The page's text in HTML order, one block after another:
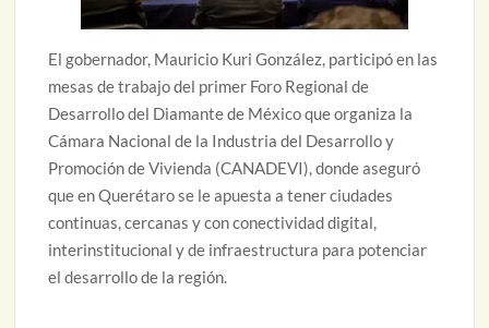
El gobernador, Mauricio Kuri González, participó en las
mesas de trabajo del primer Foro Regional de
Desarrollo del Diamante de México que organiza la
Cámara Nacional de la Industria del Desarrollo y
Promoción de Vivienda (CANADEVI), donde aseguró
que en Querétaro se le apuesta a tener ciudades
continuas, cercanas y con conectividad digital,
interinstitucional y de infraestructura para potenciar
el desarrollo de la región.